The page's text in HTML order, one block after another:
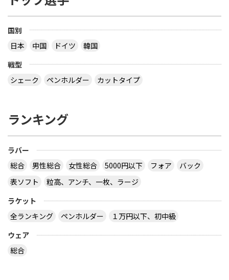
国別
日本
中国 ドイツ
韓国
戦型
シェーク
ペンホルダー カットタイプ
ランキング
ラバー
総合
男性総合 女性総合 5000円以下 フォア
バック
表ソフト
粒高、アンチ、一枚、ラージ
ラケット
全ランキング
ペンホルダー
１万円以下、初中級
ウェア
総合